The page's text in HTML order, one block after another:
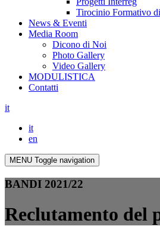
Tirocinio Formativo
News & Eventi
Media Room
Dicono di Noi
Photo Gallery
Video Gallery
MODULISTICA
Contatti
it
it
en
MENU Toggle navigation
BANDI 2021/22
Reclutamento del